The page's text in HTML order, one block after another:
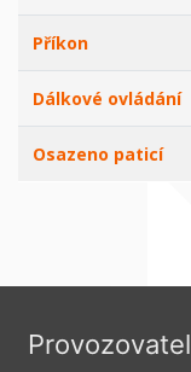
Příkon
Dálkové ovládání
Osazeno paticí
Provozovatel